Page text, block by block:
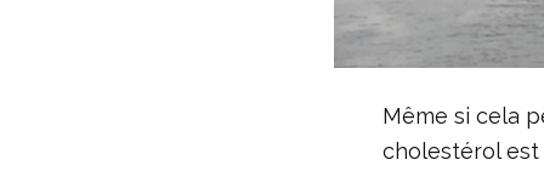
Même si cela
cholestérol